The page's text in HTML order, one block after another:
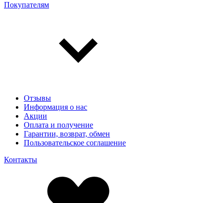
Покупателям
Отзывы
Информация о нас
Акции
Оплата и получение
Гарантии, возврат, обмен
Пользовательское соглашение
Контакты